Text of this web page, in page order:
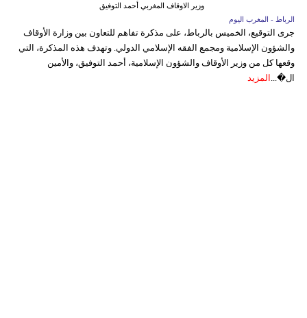
وزير الاوقاف المغربي أحمد التوفيق
الرباط - المغرب اليوم
جرى التوقيع، الخميس بالرباط، على مذكرة تفاهم للتعاون بين وزارة الأوقاف
والشؤون الإسلامية ومجمع الفقه الإسلامي الدولي. وتهدف هذه المذكرة، التي
وقعها كل من وزير الأوقاف والشؤون الإسلامية، أحمد التوفيق، والأمين
ال�... المزيد